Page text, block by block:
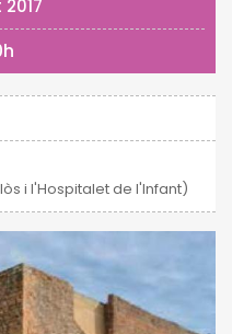
i l'Hospitalet de l'Infant)